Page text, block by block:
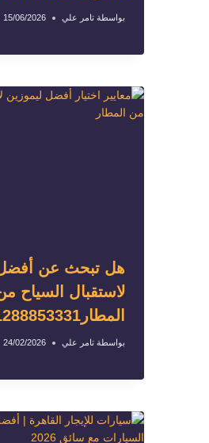
بواسطة تامر علي 15/06/2026
هل تبحث عن أفضل
لاستقبال السياح
المطار01288853331
بواسطة تامر علي 24/02/2026